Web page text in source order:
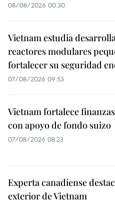
08/08/2026 00:30
Vietnam estudia
reactores modulares
fortalecer su seguridad
07/08/2026 09:53
Vietnam fortalece
con apoyo de fondo suizo
07/08/2026 08:23
Experta canadiense
exterior de Vietnam